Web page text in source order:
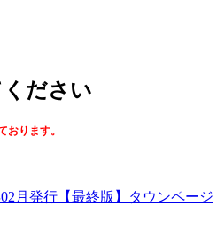
ださい
おります。
【最終版】タウンページ